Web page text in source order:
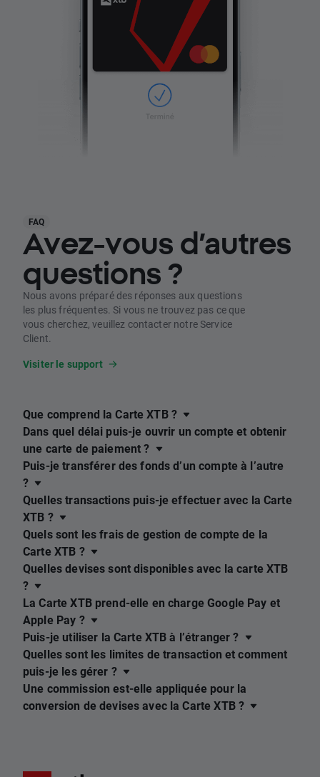
FAQ
Avez-vous d’autres
questions ?
Nous avons préparé des réponses aux questions
les plus fréquentes. Si vous ne trouvez pas ce que
vous cherchez, veuillez contacter notre Service
Client.
Visiter le support
Que comprend la Carte XTB ?
Dans quel délai puis-je ouvrir un compte et obtenir
une carte de paiement ?
Puis-je transférer des fonds d’un compte à l’autre
?
Quelles transactions puis-je effectuer avec la Carte
XTB ?
Quels sont les frais de gestion de compte de la
Carte XTB ?
Quelles devises sont disponibles avec la carte XTB
?
La Carte XTB prend-elle en charge Google Pay et
Apple Pay ?
Puis-je utiliser la Carte XTB à l’étranger ?
Quelles sont les limites de transaction et comment
puis-je les gérer ?
Une commission est-elle appliquée pour la
conversion de devises avec la Carte XTB ?